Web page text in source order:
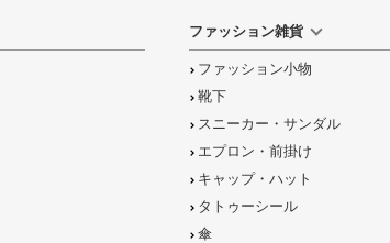
ファッション雑貨
ファッション小物
靴下
スニーカー・サンダル
エプロン・前掛け
キャップ・ハット
タトゥーシール
傘